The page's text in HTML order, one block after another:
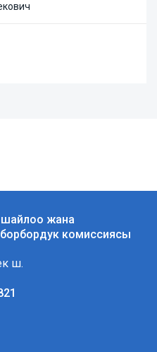
жана
борбордук комиссиясы
ш.